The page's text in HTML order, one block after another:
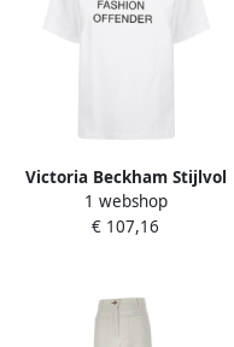
Victoria Beckham Stijlvol
Slogan Tee Shirt White
Dames
1 webshop
€ 107,16